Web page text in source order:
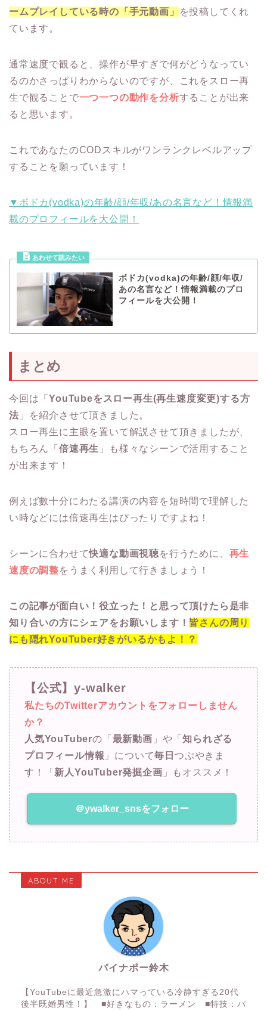
ームプレイしている時の「手元動画」
を投稿してくれ
ています。
通常速度で観ると、操作が早すぎで何がどうなってい
るのかさっぱりわからないのですが、これをスロー再
生で観ることで一つ一つの動作を分析することが出来
ると思います。
これであなたのCODスキルがワンランクレベルアップ
することを願っています！
▼ボドカ(vodka)の年齢/顔/年収/あの名言など！情報満
載のプロフィールを大公開！
ボドカ(vodka)の年齢/顔/年収/
あの名言など！情報満載のプロ
フィールを大公開！
まとめ
今回は「YouTubeをスロー再生(再生速度変更)する方
法 」を紹介させて頂きました。
スロー再生に主眼を置いて解説させて頂きましたが、
もちろん「 倍速再生 」も様々なシーンで活用すること
が出来ます！
例えば數十分にわたる講演の内容を短時間で理解した
い時などには倍速再生はぴったりですよね！
シーンに合わせて快適な動画視聴を行うために、 再生
速度の調整をうまく利用して行きましょう！
この記事が面白い！役立った！と思って頂けたら是非
知り合いの方にシェアをお願いします！ 皆さんの周り
にも隠れYouTuber好きがいるかもよ！？
【公式】y-walker
私たちのTwitterアカウントをフォローしません
か？
人気YouTuberの「 最新動画 」や「知られざる
プロフィール情報 」について毎日つぶやきま
す！「 新人YouTuber発掘企画 」もオススメ！
＠ywalker_snsをフォロー
ABOUT ME
パイナポー鈴木
【YouTubeに最近急激にハマっている冷静すぎる20代
後半既婚男性！】 ■好きなもの：ラーメン ■特技：パ